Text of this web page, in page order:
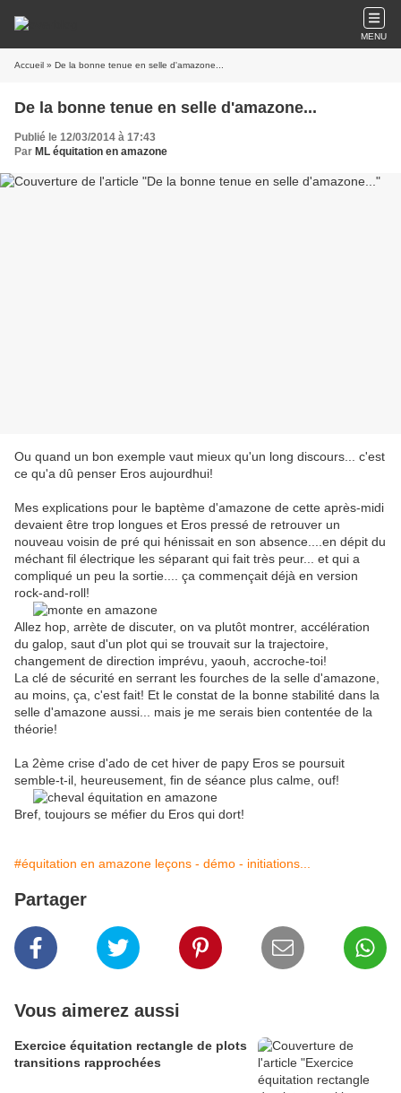
MENU
Accueil » De la bonne tenue en selle d'amazone...
De la bonne tenue en selle d'amazone...
Publié le 12/03/2014 à 17:43
Par ML équitation en amazone
Ou quand un bon exemple vaut mieux qu'un long discours... c'est
ce qu'a dû penser Eros aujourdhui!
Mes explications pour le baptème d'amazone de cette après-midi
devaient être trop longues et Eros pressé de retrouver un
nouveau voisin de pré qui hénissait en son absence....en dépit du
méchant fil électrique les séparant qui fait très peur... et qui a
compliqué un peu la sortie.... ça commençait déjà en version
rock-and-roll!
Allez hop, arrète de discuter, on va plutôt montrer, accélération
du galop, saut d'un plot qui se trouvait sur la trajectoire,
changement de direction imprévu, yaouh, accroche-toi!
La clé de sécurité en serrant les fourches de la selle d'amazone,
au moins, ça, c'est fait! Et le constat de la bonne stabilité dans la
selle d'amazone aussi... mais je me serais bien contentée de la
théorie!
La 2ème crise d'ado de cet hiver de papy Eros se poursuit
semble-t-il, heureusement, fin de séance plus calme, ouf!
Bref, toujours se méfier du Eros qui dort!
#équitation en amazone leçons - démo - initiations...
Partager
Vous aimerez aussi
Exercice équitation rectangle de plots
transitions rapprochées